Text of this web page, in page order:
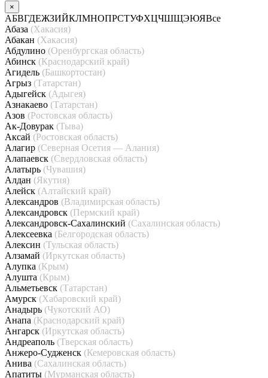
×
АБВГДЕЖЗИЙКЛМНОПРСТУФХЦЧШЩЭЮЯВсе
Абаза (Хакасия)
Абакан (Хакасия)
Абдулино (Оренбургская область)
Абинск (Краснодарский край)
Агидель (Башкортостан)
Агрыз (Татарстан)
Адыгейск (Адыгея)
Азнакаево (Татарстан)
Азов (Ростовская область)
Ак-Довурак (Тыва)
Аксай (Ростовская область)
Алагир (Северная Осетия — Алания)
Алапаевск (Свердловская область)
Алатырь (Чувашия)
Алдан (Якутия)
Алейск (Алтайский край)
Александров (Владимирская область)
Александровск (Пермский край)
Александровск-Сахалинский (Сахалинская область)
Алексеевка (Белгородская область)
Алексин (Тульская область)
Алзамай (Иркутская область)
Алупка (Крым)
Алушта (Крым)
Альметьевск (Татарстан)
Амурск (Хабаровский край)
Анадырь (Чукотский АО)
Анапа (Краснодарский край)
Ангарск (Иркутская область)
Андреаполь (Тверская область)
Анжеро-Судженск (Кемеровская область)
Анива (Сахалинская область)
Апатиты (Мурманская область)